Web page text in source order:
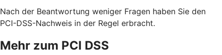
Nach der Beantwortung weniger Fragen haben Sie den
PCI-DSS-Nachweis in der Regel erbracht.
Mehr zum PCI DSS